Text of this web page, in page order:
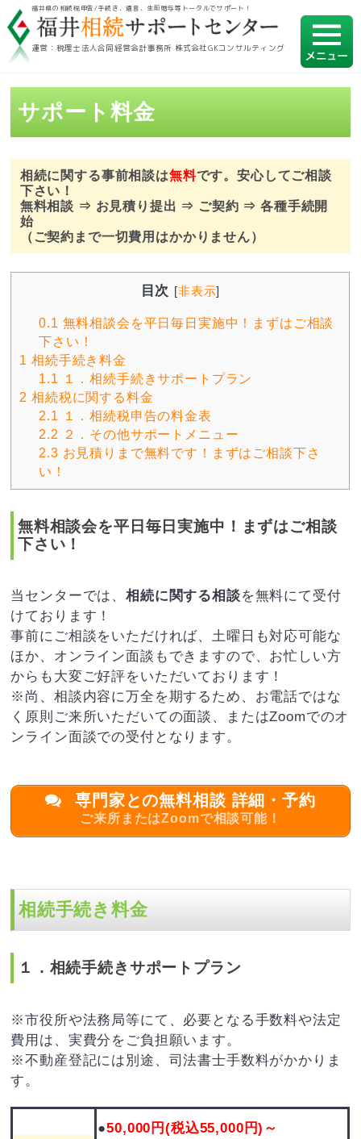
福井県の相続税申告/手続き、遺言、生前贈与等トータルでサポート！
運営：税理士法人合同経営会計事務所 株式会社GKコンサルティング
サポート料金
相続に関する事前相談は無料です。安心してご相談
下さい！
無料相談 ⇒ お見積り提出 ⇒ ご契約 ⇒ 各種手続開
始
（ご契約まで一切費用はかかりません）
目次 [非表示]
0.1 無料相談会を平日毎日実施中！まずはご相談
下さい！
1 相続手続き料金
1.1
１．相続手続きサポートプラン
2 相続税に関する料金
2.1
１．相続税申告の料金表
2.2
２．その他サポートメニュー
2.3 お見積りまで無料です！まずはご相談下さ
い！
無料相談会を平日毎日実施中！まずはご相談
下さい！
当センターでは、相続に関する相談を無料にて受付
けております！
事前にご相談をいただければ、土曜日も対応可能な
ほか、オンライン面談もできますので、お忙しい方
からも大変ご好評をいただいております！
※尚、相談内容に万全を期するため、お電話ではな
く原則ご来所いただいての面談、またはZoomでのオ
ンライン面談での受付となります。
専門家との無料相談 詳細・予約
ご来所またはZoomで相談可能！
相続手続き料金
１．相続手続きサポートプラン
※市役所や法務局等にて、必要となる手数料や法定
費用は、実費分をご負担願います。
※不動産登記には別途、司法書士手数料がかかりま
す。
●50,000円(税込55,000円)～